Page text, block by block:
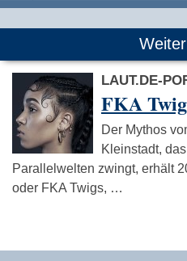
LAUT.DE-
FKA
Der Mythos
Kleinstadt,
Parallelwelten zwingt, erhält
oder FKA Twigs, …